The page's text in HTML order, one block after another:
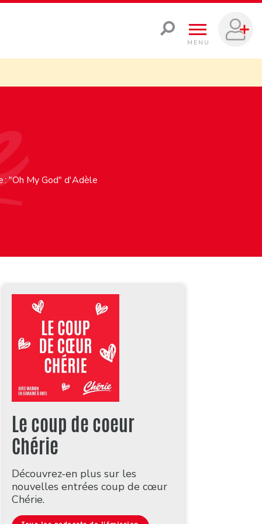
MENU
: "Oh My God" d'Adèle
Le coup de coeur
Chérie
Découvrez-en plus sur les
nouvelles entrées coup de cœur
Chérie.